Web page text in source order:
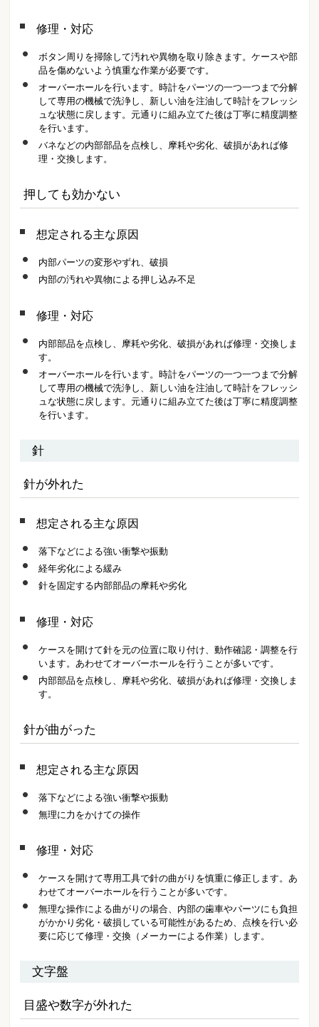
修理・対応
ボタン周りを掃除して汚れや異物を取り除きます。ケースや部
品を傷めないよう慎重な作業が必要です。
オーバーホールを行います。時計をパーツの一つ一つまで分解
して専用の機械で洗浄し、新しい油を注油して時計をフレッシ
ュな状態に戻します。元通りに組み立てた後は丁寧に精度調整
を行います。
バネなどの内部部品を点検し、摩耗や劣化、破損があれば修
理・交換します。
押しても効かない
想定される主な原因
内部パーツの変形やずれ、破損
内部の汚れや異物による押し込み不足
修理・対応
内部部品を点検し、摩耗や劣化、破損があれば修理・交換しま
す。
オーバーホールを行います。時計をパーツの一つ一つまで分解
して専用の機械で洗浄し、新しい油を注油して時計をフレッシ
ュな状態に戻します。元通りに組み立てた後は丁寧に精度調整
を行います。
針
針が外れた
想定される主な原因
落下などによる強い衝撃や振動
経年劣化による緩み
針を固定する内部部品の摩耗や劣化
修理・対応
ケースを開けて針を元の位置に取り付け、動作確認・調整を行
います。あわせてオーバーホールを行うことが多いです。
内部部品を点検し、摩耗や劣化、破損があれば修理・交換しま
す。
針が曲がった
想定される主な原因
落下などによる強い衝撃や振動
無理に力をかけての操作
修理・対応
ケースを開けて専用工具で針の曲がりを慎重に修正します。あ
わせてオーバーホールを行うことが多いです。
無理な操作による曲がりの場合、内部の歯車やパーツにも負担
がかかり劣化・破損している可能性があるため、点検を行い必
要に応じて修理・交換（メーカーによる作業）します。
文字盤
目盛や数字が外れた